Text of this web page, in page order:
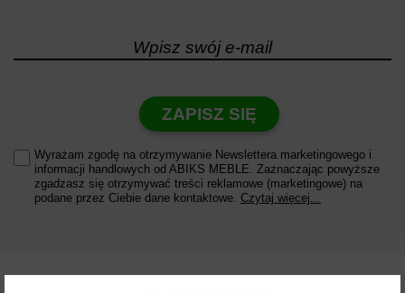
ZAPISZ SIĘ
Wyrażam zgodę na otrzymywanie Newslettera marketingowego i
informacji handlowych od ABIKS MEBLE. Zaznaczając powyższe
zgadzasz się otrzymywać treści reklamowe (marketingowe) na
podane przez Ciebie dane kontaktowe. Czytaj więcej...